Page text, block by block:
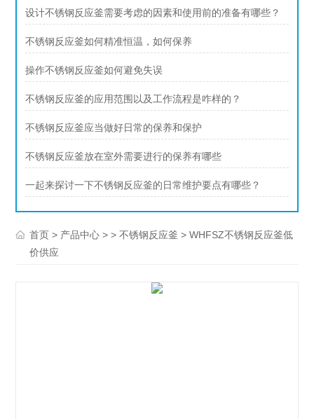
设计不锈钢反应釜需要考虑的因素和使用前的准备有哪些？
不锈钢反应釜如何精准恒温，如何保养
操作不锈钢反应釜如何避免失误
不锈钢反应釜的应用范围以及工作流程是咋样的？
不锈钢反应釜应当做好日常的保养和保护
不锈钢反应釜放在室外需要进行的保养有哪些
一起来探讨一下不锈钢反应釜的日常维护要点有哪些？
首页 > 产品中心 > >不锈钢反应釜 > WHFSZ不锈钢反应釜低
价供应